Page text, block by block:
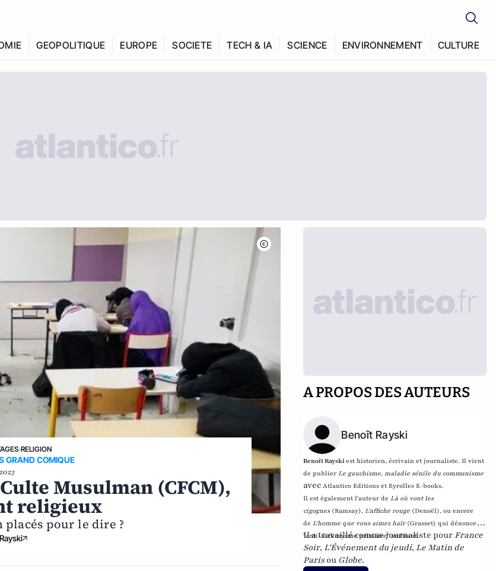
GEOPOLITIQUE EUROPE SOCIETE TECH & IA SCIENCE ENVIRONNEMENT CULTURE
›RELIGION
GRAND COMIQUE
Musulman (CFCM),
religieux
pour le dire ?
A PROPOS DES AUTEURS
Benoît Rayski
Benoît Rayskiest historien, écrivain et journaliste. Il vient
de publierLe gauchisme, maladie sénile du communisme
avecAtlantico Editions et Eyrolles E-books.
Il est également l'auteur deLà où vont les
cigognes (Ramsay),L'affiche rouge (Denoël), ou encore
deL'homme que vous aimez haïr (Grasset) qui dénonce l'
"anti-sarkozysme primaire" ambiant.
Il a travaillé comme journaliste pour France
Soir, L'Événement du jeudi, Le Matin de
Parisou Globe.